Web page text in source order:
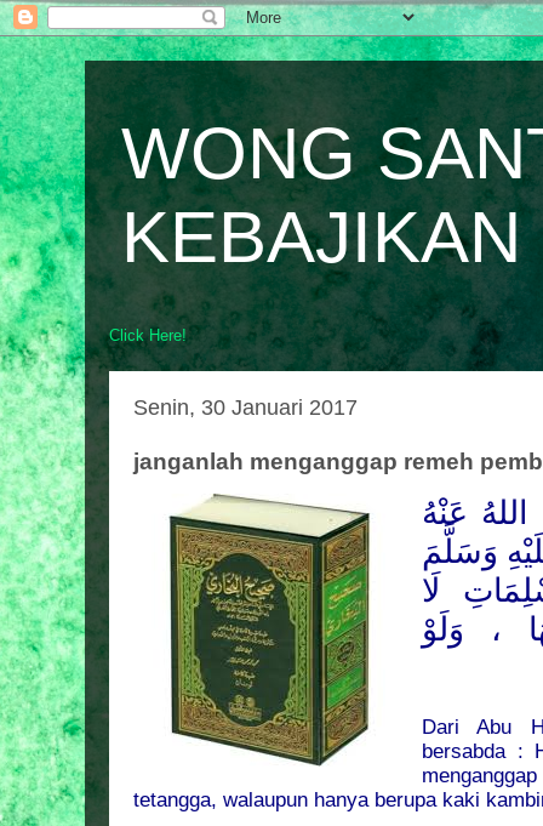
WONG
KEBAJIKAN
Click Here!
Senin, 30 Januari 2017
janganlah menganggap remeh
عَنْهُ
وَسَلَّمَ
لَا
، وَلَوْ
Dari Abu
bersabda :
tetangga, walaupun hanya berupa kaki